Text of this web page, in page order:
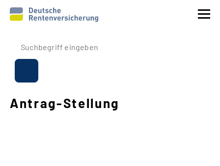
Prävention
Reha
Rente
Antrag-Stellung